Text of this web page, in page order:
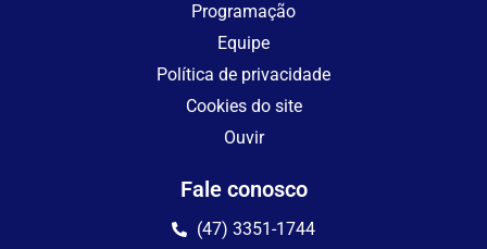
Programação
Equipe
Política de privacidade
Cookies do site
Ouvir
Fale conosco
(47) 3351-1744